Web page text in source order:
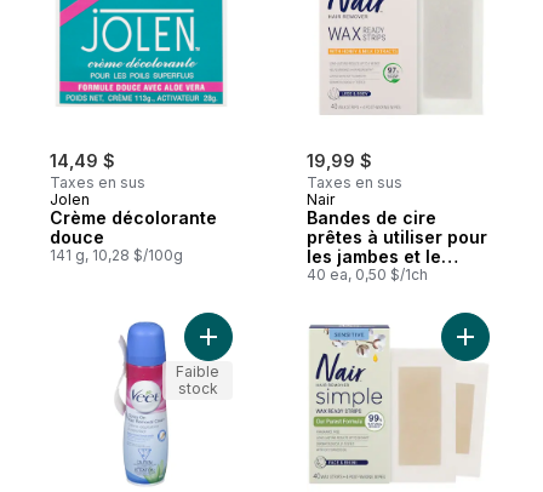
14,49 $
Taxes en sus
Jolen
Crème décolorante
douce
141 g, 10,28 $/100g
19,99 $
Taxes en sus
Nair
Bandes de cire
prêtes à utiliser pour
les jambes et le
corps avec extraits
40 ea, 0,50 $/1ch
Ajouter Crème dépilatoire en
Faible
stock
Ajouter